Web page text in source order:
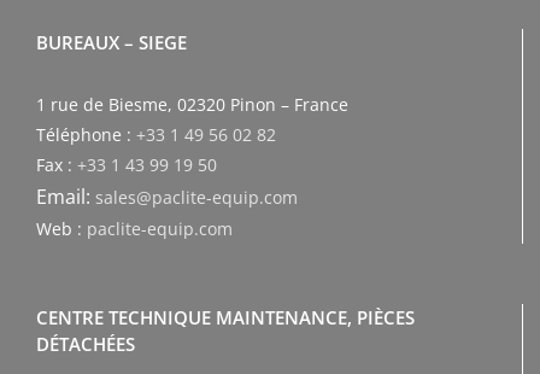
BUREAUX – SIEGE
1 rue de Biesme, 02320 Pinon – France
Téléphone : +33 1 49 56 02 82
Fax : +33 1 43 99 19 50
Email: sales@paclite-equip.com
Web : paclite-equip.com
CENTRE TECHNIQUE MAINTENANCE, PIÈCES
DÉTACHÉES